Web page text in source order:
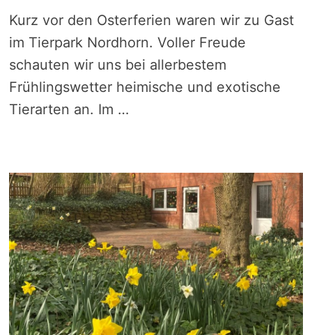
Kurz vor den Osterferien waren wir zu Gast
im Tierpark Nordhorn. Voller Freude
schauten wir uns bei allerbestem
Frühlingswetter heimische und exotische
Tierarten an. Im …